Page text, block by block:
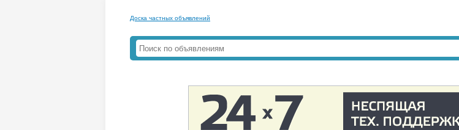
Доска частных объявлений